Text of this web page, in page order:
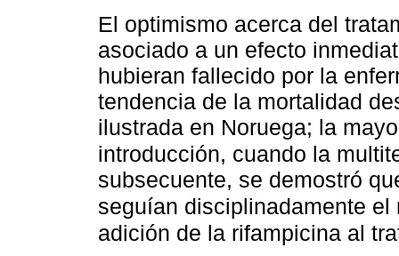
El optimismo acerca del
asociado a un efecto
hubieran fallecido por la
tendencia de la mortalidad
ilustrada en Noruega; la
introducción, cuando la
subsecuente, se demostró
seguían disciplinadamente
adición de la rifampicina al